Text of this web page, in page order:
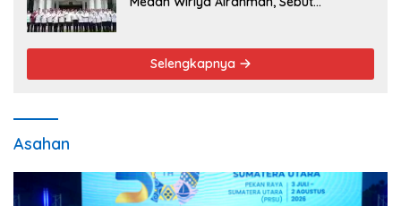
Selengkapnya
Asahan